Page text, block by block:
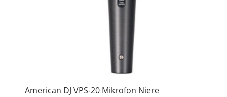
American DJ VPS-20 Mikrofon Niere